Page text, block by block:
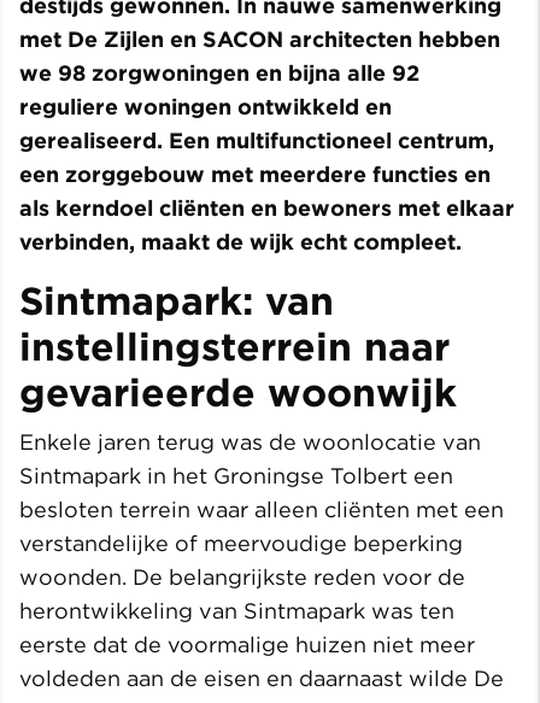
destijds gewonnen. In nauwe samenwerking
met De Zijlen en SACON architecten hebben
we 98 zorgwoningen en bijna alle 92
reguliere woningen ontwikkeld en
gerealiseerd. Een multifunctioneel centrum,
een zorggebouw met meerdere functies en
als kerndoel cliënten en bewoners met elkaar
verbinden, maakt de wijk echt compleet.
Sintmapark: van
instellingsterrein naar
gevarieerde woonwijk
Enkele jaren terug was de woonlocatie van
Sintmapark in het Groningse Tolbert een
besloten terrein waar alleen cliënten met een
verstandelijke of meervoudige beperking
woonden. De belangrijkste reden voor de
herontwikkeling van Sintmapark was ten
eerste dat de voormalige huizen niet meer
voldeden aan de eisen en daarnaast wilde De